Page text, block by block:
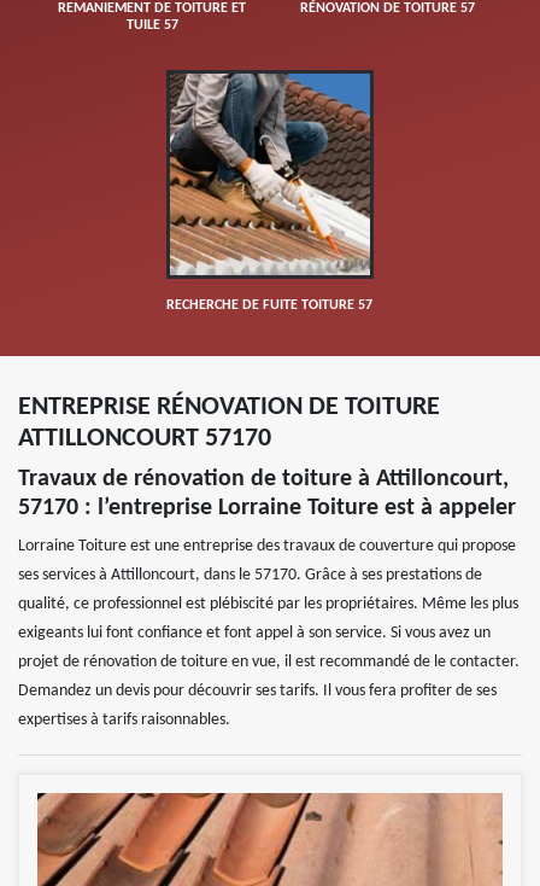
REMANIEMENT DE TOITURE ET
TUILE 57
RÉNOVATION DE TOITURE 57
RECHERCHE DE FUITE TOITURE 57
ENTREPRISE RÉNOVATION DE TOITURE
ATTILLONCOURT 57170
Travaux de rénovation de toiture à Attilloncourt,
57170 : l’entreprise Lorraine Toiture est à appeler
Lorraine Toiture est une entreprise des travaux de couverture qui propose
ses services à Attilloncourt, dans le 57170. Grâce à ses prestations de
qualité, ce professionnel est plébiscité par les propriétaires. Même les plus
exigeants lui font confiance et font appel à son service. Si vous avez un
projet de rénovation de toiture en vue, il est recommandé de le contacter.
Demandez un devis pour découvrir ses tarifs. Il vous fera profiter de ses
expertises à tarifs raisonnables.